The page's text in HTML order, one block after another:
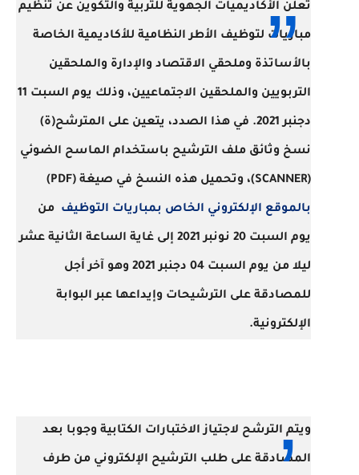
تعلن الأكاديميات الجهوية للتربية والتكوين عن تنظيم
مباريات لتوظيف الأطر النظامية للأكاديمية الخاصة
بالأساتذة وملحقي الاقتصاد والإدارة والملحقين
التربويين والملحقين الاجتماعيين، وذلك يوم السبت 11
دجنبر 2021. في هذا الصدد، يتعين على المترشح(ة)
نسخ وثائق ملف الترشيح باستخدام الماسح الضوئي
(SCANNER)، وتحميل هذه النسخ في صيغة (PDF)
بالموقع الإلكتروني الخاص بمباريات التوظيف من
يوم السبت 20 نونبر 2021 إلى غاية الساعة الثانية عشر
ليلا من يوم السبت 04 دجنبر 2021 وهو آخر أجل
للمصادقة على الترشيحات وإيداعها عبر البوابة
الإلكترونية.
ويتم الترشح لاجتياز الاختبارات الكتابية وجوبا بعد
المصادقة على طلب الترشيح الإلكتروني من طرف